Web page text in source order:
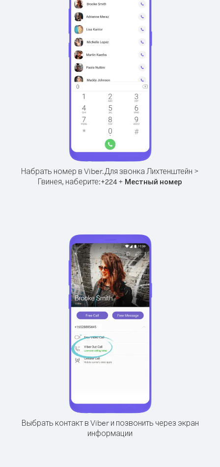
Набрать номер в Viber.Для звонка Лихтенштейн >
Гвинея, наберите:+224 + Местный номер
Выбрать контакт в Viber и позвонить через экран
информации